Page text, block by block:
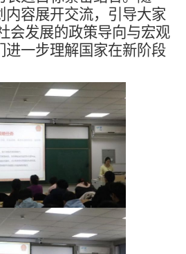
内容展开交流，引导大家
会发展的政策导向与宏观
进一步理解国家在新阶段